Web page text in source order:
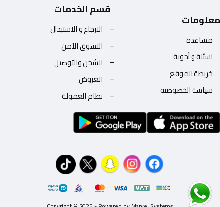
معلومات
مساعدة
اسئلة و أجوبة
خريطة الموقع
سياسة الخصوصية
قسم الخدمات
الارجاع و الاستبدال
التسوق الآمن
الشحن والتوصيل
العروض
نظام العمولة